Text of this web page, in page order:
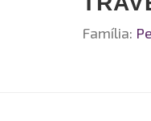
Família: